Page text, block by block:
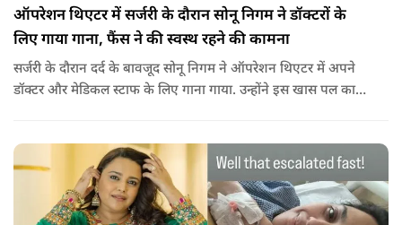
ऑपरेशन थिएटर में सर्जरी के दौरान सोनू निगम ने डॉक्टरों के
लिए गाया गाना, फैंस ने की स्वस्थ रहने की कामना
सर्जरी के दौरान दर्द के बावजूद सोनू निगम ने ऑपरेशन थिएटर में अपने
डॉक्टर और मेडिकल स्टाफ के लिए गाना गाया. उन्होंने इस खास पल का